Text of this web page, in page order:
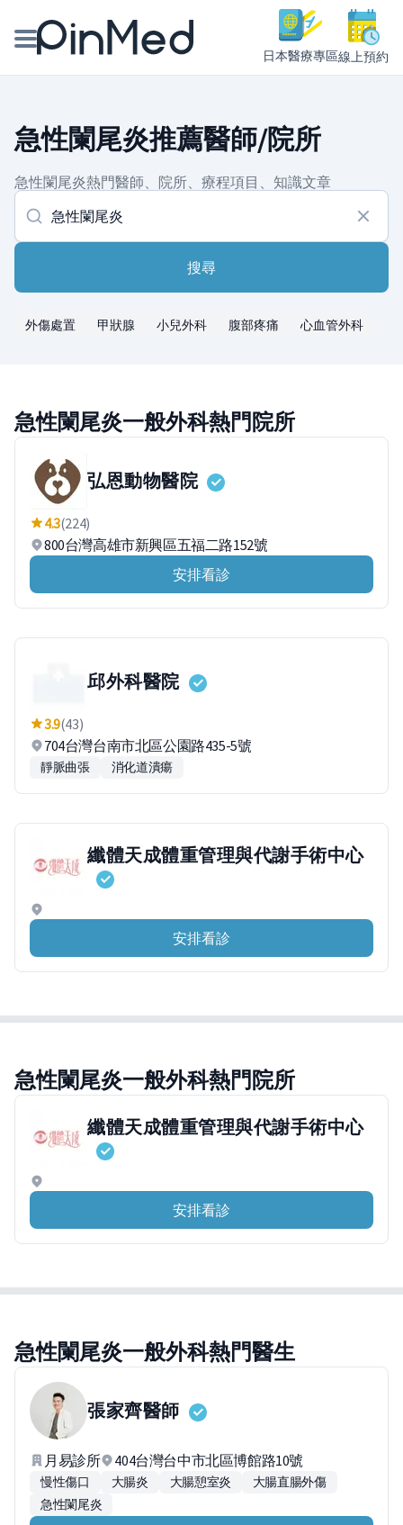
日本醫療專區線上預約
醫師專欄專訪
健康主題館
我是醫療人員
急性闌尾炎推薦醫師/院所
急性闌尾炎熱門醫師、院所、療程項目、知識文章
搜尋
外傷處置 甲狀腺 小兒外科 腹部疼痛 心血管外科
急性闌尾炎一般外科熱門院所
弘恩動物醫院
4.3(224)
800台灣高雄市新興區五福二路152號
安排看診
邱外科醫院
3.9(43)
704台灣台南市北區公園路435-5號
靜脈曲張 消化道潰瘍
纖體天成體重管理與代謝手術中心
安排看診
急性闌尾炎一般外科熱門院所
纖體天成體重管理與代謝手術中心
安排看診
急性闌尾炎一般外科熱門醫生
張家齊醫師
月易診所 404台灣台中市北區博館路10號
慢性傷口 大腸炎 大腸憩室炎
大腸直腸外傷
急性闌尾炎